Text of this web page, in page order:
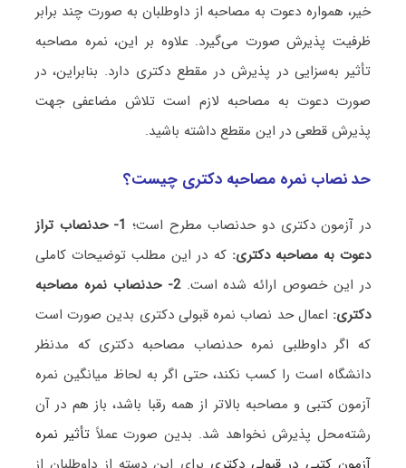
خیر، همواره دعوت به مصاحبه از داوطلبان به صورت چند برابر
ظرفیت پذیرش صورت می‌گیرد. علاوه بر این، نمره مصاحبه
تأثیر به‌سزایی در پذیرش در مقطع دکتری دارد. بنابراین، در
صورت دعوت به مصاحبه لازم است تلاش مضاعفی جهت
پذیرش قطعی در این مقطع داشته باشید.
حد نصاب نمره مصاحبه دکتری چیست؟
در آزمون دکتری دو حدنصاب مطرح است؛
1- حدنصاب تراز
دعوت به مصاحبه دکتری: که در این مطلب توضیحات کاملی
در این خصوص ارائه شده است. 2- حدنصاب نمره مصاحبه
دکتری: اعمال حد نصاب نمره قبولی دکتری بدین صورت است
که اگر داوطلبی نمره حدنصاب مصاحبه دکتری که مدنظر
دانشگاه است را کسب نکند، حتی اگر به لحاظ میانگین نمره
آزمون کتبی و مصاحبه بالاتر از همه رقبا باشد، باز هم در آن
رشته‌محل پذیرش نخواهد شد. بدین صورت عملاً تأثیر نمره